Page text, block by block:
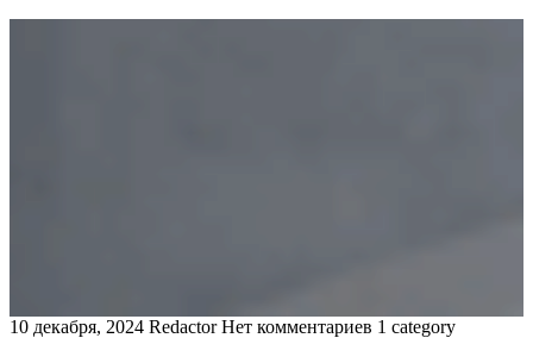
10 декабря, 2024 Redactor Нет комментариев 1 category